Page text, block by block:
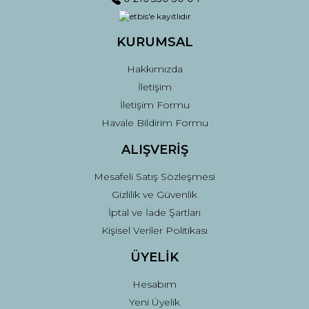
Gönder
KURUMSAL
Hakkımızda
İletişim
İletişim Formu
Havale Bildirim Formu
ALIŞVERİŞ
Mesafeli Satış Sözleşmesi
Gizlilik ve Güvenlik
İptal ve İade Şartları
Kişisel Veriler Politikası
ÜYELİK
Hesabım
Yeni Üyelik